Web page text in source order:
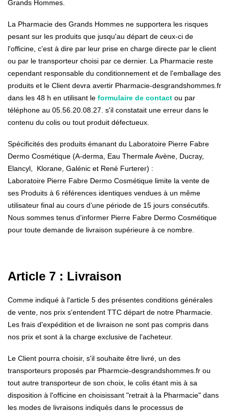
Grands Hommes.
La Pharmacie des Grands Hommes ne supportera les risques
pesant sur les produits que jusqu'au départ de ceux-ci de
l'officine, c'est à dire par leur prise en charge directe par le client
ou par le transporteur choisi par ce dernier. La Pharmacie reste
cependant responsable du conditionnement et de l'emballage des
produits et le Client devra avertir Pharmacie-desgrandshommes.fr
dans les 48 h en utilisant le formulaire de contact ou par
téléphone au 05.56.20.08.27. s'il constatait une erreur dans le
contenu du colis ou tout produit défectueux.
Spécificités des produits émanant du Laboratoire Pierre Fabre
Dermo Cosmétique (A-derma, Eau Thermale Avène, Ducray,
Elancyl, Klorane, Galénic et René Furterer) :
Laboratoire Pierre Fabre Dermo Cosmétique limite la vente de
ses Produits à 6 références identiques vendues à un même
utilisateur final au cours d’une période de 15 jours consécutifs.
Nous sommes tenus d'informer Pierre Fabre Dermo Cosmétique
pour toute demande de livraison supérieure à ce nombre.
Article 7 : Livraison
Comme indiqué à l'article 5 des présentes conditions générales
de vente, nos prix s'entendent TTC départ de notre Pharmacie.
Les frais d'expédition et de livraison ne sont pas compris dans
nos prix et sont à la charge exclusive de l'acheteur.
Le Client pourra choisir, s'il souhaite être livré, un des
transporteurs proposés par Pharmcie-desgrandshommes.fr ou
tout autre transporteur de son choix, le colis étant mis à sa
disposition à l'officine en choisissant "retrait à la Pharmacie" dans
les modes de livraisons indiqués dans le processus de